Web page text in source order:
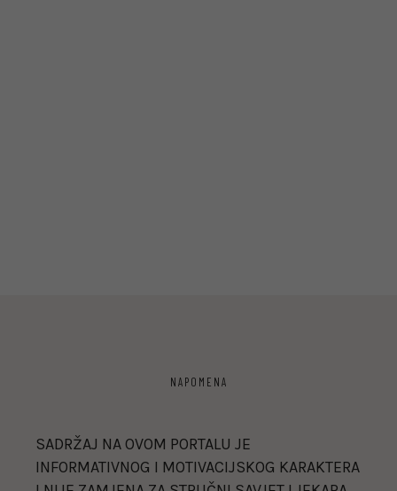
NAPOMENA
SADRŽAJ NA OVOM PORTALU JE
INFORMATIVNOG I MOTIVACIJSKOG KARAKTERA